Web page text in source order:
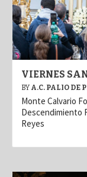
VIERNES
BY A.C. PALIO DE
Monte Calvario
Descendimiento
Reyes